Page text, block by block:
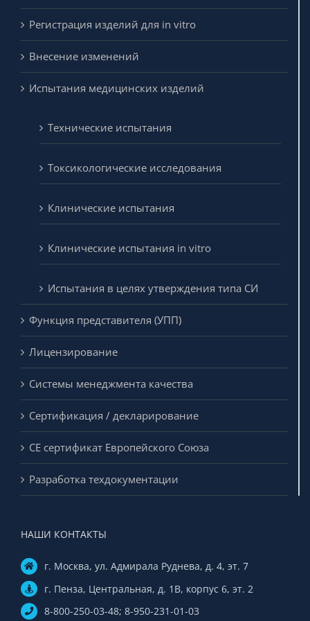
Регистрация изделий для in vitro
Внесение изменений
Испытания медицинских изделий
Технические испытания
Токсикологические исследования
Клинические испытания
Клинические испытания in vitro
Испытания в целях утверждения типа СИ
Функция представителя (УПП)
Лицензирование
Системы менеджмента качества
Сертификация / декларирование
CE сертификат Европейского Союза
Разработка техдокументации
НАШИ КОНТАКТЫ
г. Москва, ул. Адмирала Руднева, д. 4, эт. 7
г. Пенза, Центральная, д. 1В, корпус 6, эт. 2
8-800-250-03-48; 8-950-231-01-03